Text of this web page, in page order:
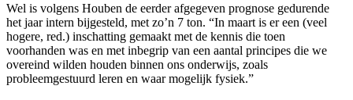
Wel is volgens Houben de eerder afgegeven prognose gedurende
het jaar intern bijgesteld, met zo’n 7 ton. “In maart is er een (veel
hogere, red.) inschatting gemaakt met de kennis die toen
voorhanden was en met inbegrip van een aantal principes die we
overeind wilden houden binnen ons onderwijs, zoals
probleemgestuurd leren en waar mogelijk fysiek.”